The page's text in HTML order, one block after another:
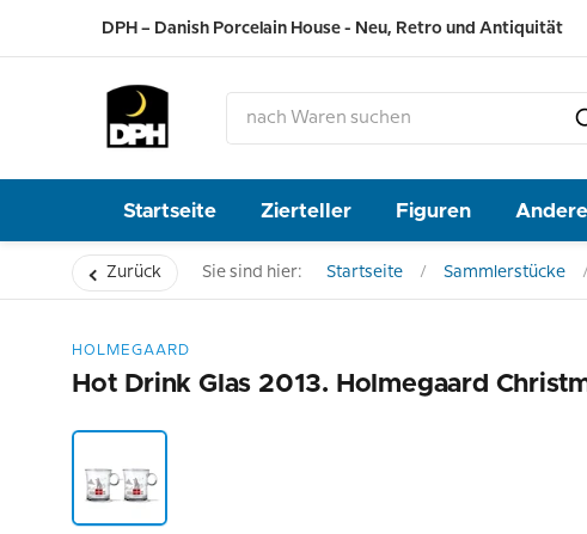
DPH – Danish Porcelain House - Neu, Retro und Antiquität
Startseite Zierteller Figuren
Zurück Sie sind hier: Startseite Sammlerstücke
HOLMEGAARD
Hot Drink Glas 2013. Holmegaard